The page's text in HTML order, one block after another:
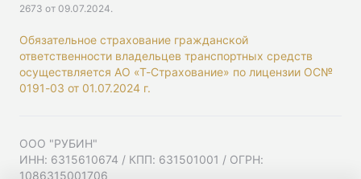
2673 от 09.07.2024.
Обязательное страхование гражданской
ответственности владельцев транспортных средств
осуществляется АО «Т-Страхование» по лицензии ОС№
0191-03 от 01.07.2024 г.
ООО "РУБИН"
ИНН: 6315610674 / КПП: 631501001 / ОГРН:
1086315001706